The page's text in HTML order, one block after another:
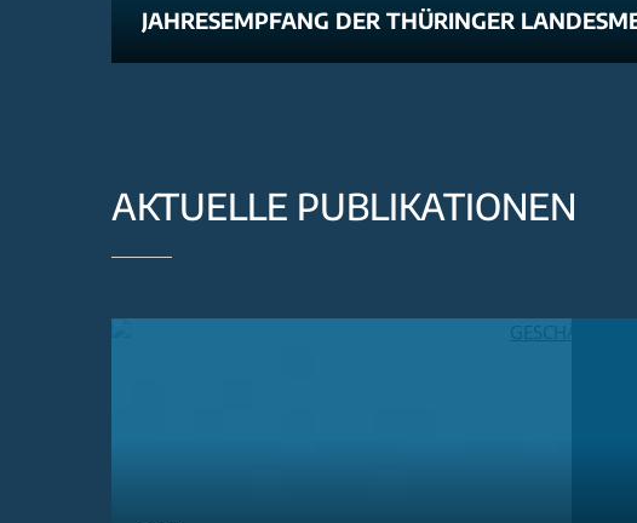
JAHRESEMPFANG DER THÜRINGER
AKTUELLE PUBLIKATIONEN